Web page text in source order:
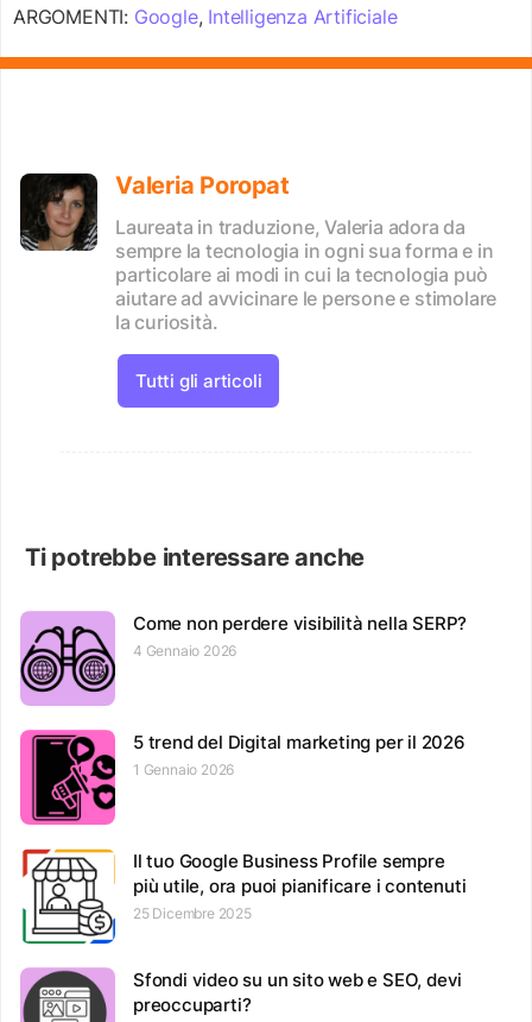
ARGOMENTI: Google, Intelligenza Artificiale
Valeria Poropat
Laureata in traduzione, Valeria adora da
sempre la tecnologia in ogni sua forma e in
particolare ai modi in cui la tecnologia può
aiutare ad avvicinare le persone e stimolare
la curiosità.
Tutti gli articoli
Ti potrebbe interessare anche
Come non perdere visibilità nella SERP?
4 Gennaio 2026
5 trend del Digital marketing per il 2026
1 Gennaio 2026
Il tuo Google Business Profile sempre
più utile, ora puoi pianificare i contenuti
25 Dicembre 2025
Sfondi video su un sito web e SEO, devi
preoccuparti?